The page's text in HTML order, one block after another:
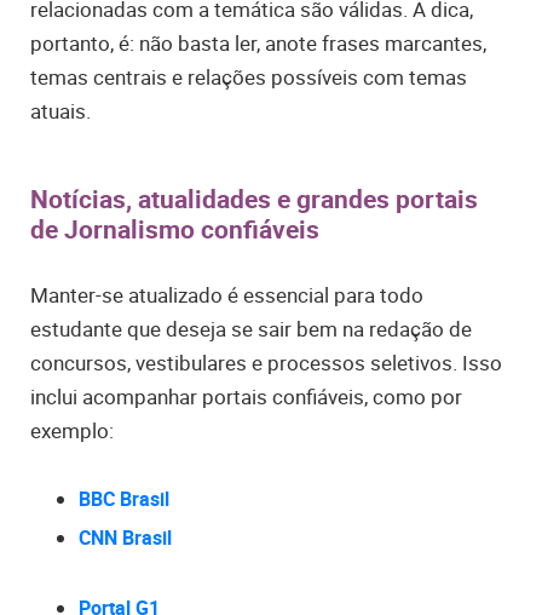
relacionadas com a temática são válidas. A dica,
portanto, é: não basta ler, anote frases marcantes,
temas centrais e relações possíveis com temas
atuais.
Notícias, atualidades e grandes portais
de Jornalismo confiáveis
Manter-se atualizado é essencial para todo
estudante que deseja se sair bem na redação de
concursos, vestibulares e processos seletivos. Isso
inclui acompanhar portais confiáveis, como por
exemplo:
BBC Brasil
CNN Brasil
Portal G1